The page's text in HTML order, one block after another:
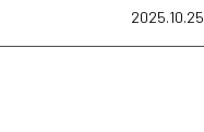
2025.10.25